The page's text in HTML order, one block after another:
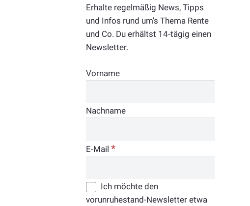
Erhalte regelmäßig News, Tipps
und Infos rund um’s Thema Rente
und Co. Du erhältst 14-tägig einen
Newsletter.
Vorname
Nachname
E-Mail*
Ich möchte den
vorunruhestand-Newsletter etwa